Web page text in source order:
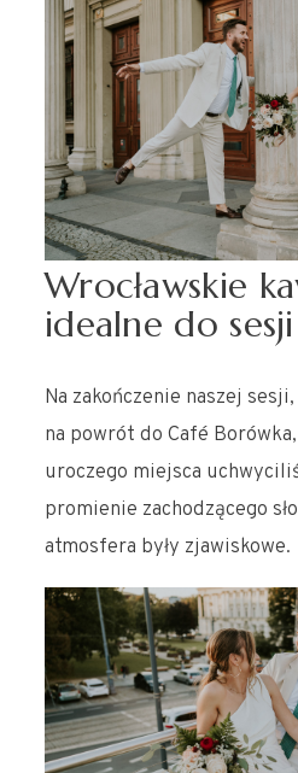
Wrocławskie
idealne do
Na zakończenie naszej
na powrót do Café
uroczego miejsca
promienie zachodzącego
atmosfera były zjawiskowe.